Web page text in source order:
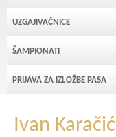
UZGAJIVAČNICE
ŠAMPIONATI
PRIJAVA ZA IZLOŽBE PASA
Ivan Karačić